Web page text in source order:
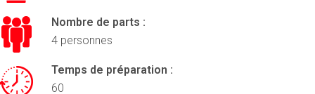
Nombre de parts :
4 personnes
Temps de préparation :
60